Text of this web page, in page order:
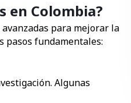
en Colombia?
para mejorar la
pasos fundamentales:
Algunas